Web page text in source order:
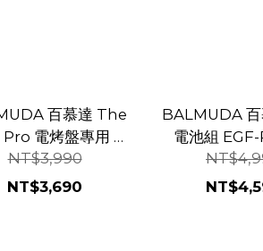
百慕達 The
電烤盤專用 平
組(附上蓋) K10-
A300
NT$3,990
NT$3,690
BALMUDA 百
電池組
用：The